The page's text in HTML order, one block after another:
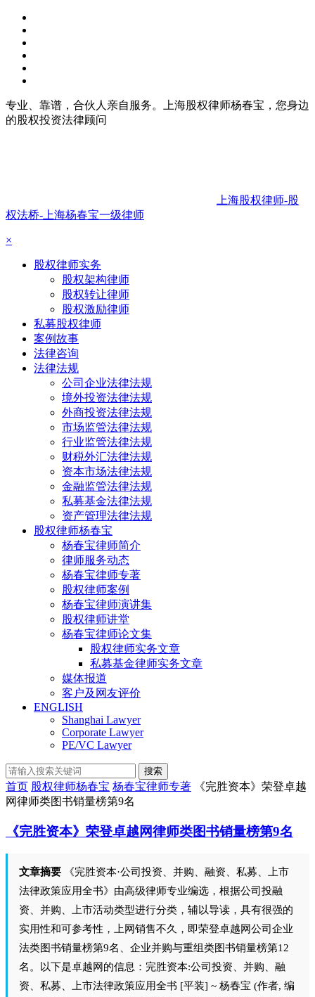
专业、靠谱，合伙人亲自服务。上海股权律师杨春宝，您身边
的股权投资法律顾问
上海股权律师-股
权法桥-上海杨春宝一级律师
×
股权律师实务
股权架构律师
股权转让律师
股权激励律师
私募股权律师
案例故事
法律咨询
法律法规
公司企业法律法规
境外投资法律法规
外商投资法律法规
市场监管法律法规
行业监管法律法规
财税外汇法律法规
资本市场法律法规
金融监管法律法规
私募基金法律法规
资产管理法律法规
股权律师杨春宝
杨春宝律师简介
律师服务动态
杨春宝律师专著
股权律师案例
杨春宝律师演讲集
股权律师讲堂
杨春宝律师论文集
股权律师实务文章
私募基金律师实务文章
媒体报道
客户及网友评价
ENGLISH
Shanghai Lawyer
Corporate Lawyer
PE/VC Lawyer
搜索
首页 股权律师杨春宝 杨春宝律师专著
《完胜资本》荣登卓越
网律师类图书销量榜第9名
《完胜资本》荣登卓越网律师类图书销量榜第9名
文章摘要 《完胜资本·公司投资、并购、融资、私募、上市
法律政策应用全书》由高级律师专业编选，根据公司投融
资、并购、上市活动类型进行分类，辅以导读，具有很强的
实用性和可参考性，上网销售不久，即荣登卓越网公司企业
法类图书销量榜第9名、企业并购与重组类图书销量榜第12
名。以下是卓越网的信息：完胜资本:公司投资、并购、融
资、私募、上市法律政策应用全书 [平装] ~ 杨春宝 (作者, 编